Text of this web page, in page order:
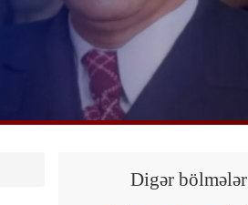
Digər bölmələr